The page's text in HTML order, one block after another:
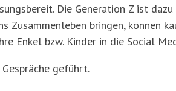
Die Generation Z ist
Zusammenleben bringen, können
Enkel bzw. Kinder in die Social
geführt.